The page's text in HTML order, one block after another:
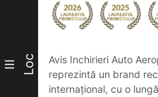
III Loc
Avis Inchirieri Auto
reprezintă un brand
internațional, cu o